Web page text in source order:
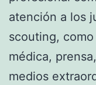
atención a los
scouting,
médica,
medios